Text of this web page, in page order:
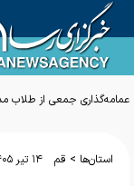
استان‌ها > قم ۱۴ تير ۱۴۰۵ - ۱۰:۳۰